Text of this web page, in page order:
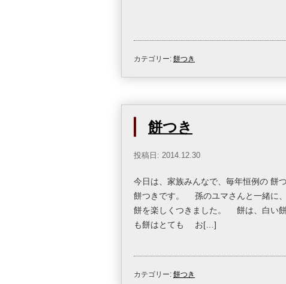
カテゴリー: 餅つき
餅つき
投稿日: 2014.12.30
今日は、家族みんなで、毎年恒例の
餅つきです。 孫のユマさんと一緒に
餅を楽しくつきました。 餅は、白い
も餅はとても お[…]
カテゴリー: 餅つき